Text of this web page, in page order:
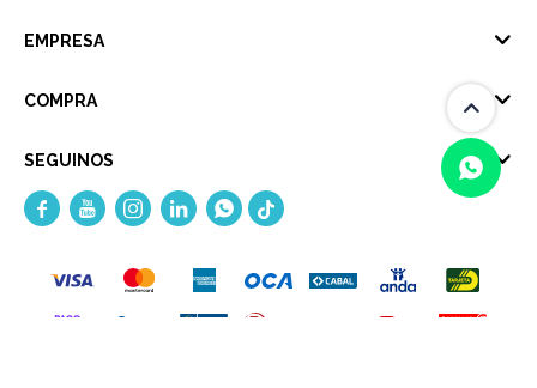
(0/4)
EMPRESA
COMPRA
SEGUINOS
    